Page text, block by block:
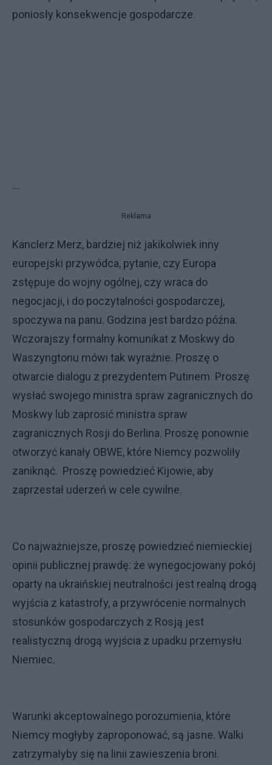
poniosły konsekwencje gospodarcze.
...
Reklama
Kanclerz Merz, bardziej niż jakikolwiek inny
europejski przywódca, pytanie, czy Europa
zstępuje do wojny ogólnej, czy wraca do
negocjacji, i do poczytalności gospodarczej,
spoczywa na panu. Godzina jest bardzo późna.
Wczorajszy formalny komunikat z Moskwy do
Waszyngtonu mówi tak wyraźnie. Proszę o
otwarcie dialogu z prezydentem Putinem. Proszę
wysłać swojego ministra spraw zagranicznych do
Moskwy lub zaprosić ministra spraw
zagranicznych Rosji do Berlina. Proszę ponownie
otworzyć kanały OBWE, które Niemcy pozwoliły
zaniknąć. Proszę powiedzieć Kijowie, aby
zaprzestał uderzeń w cele cywilne.
Co najważniejsze, proszę powiedzieć niemieckiej
opinii publicznej prawdę: że wynegocjowany pokój
oparty na ukraińskiej neutralności jest realną drogą
wyjścia z katastrofy, a przywrócenie normalnych
stosunków gospodarczych z Rosją jest
realistyczną drogą wyjścia z upadku przemysłu
Niemiec.
Warunki akceptowalnego porozumienia, które
Niemcy mogłyby zaproponować, są jasne. Walki
zatrzymałyby się na linii zawieszenia broni.